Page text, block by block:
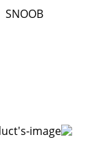
SNOOB